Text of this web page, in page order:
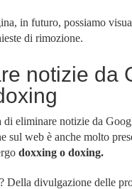
in futuro, possiamo
di rimozione.
notizie da
di eliminare notizie da
sul web è anche molto
doxxing o doxing.
Della divulgazione delle